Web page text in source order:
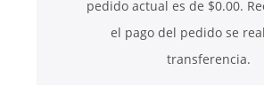
pedido actual es de $0.00.
el pago del pedido se
transferencia.